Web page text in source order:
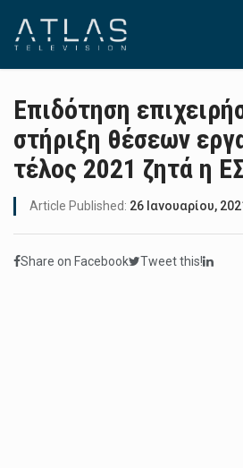
Επιδότηση
στήριξη θέσεων
τέλος 2021 ζητά η
Article Published: 26 Ιανουαρίου,
Share on Facebook Tweet this!